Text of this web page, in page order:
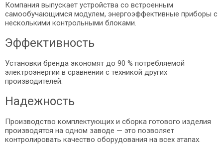
Компания выпускает устройства со встроенным
самообучающимся модулем, энергоэффективные приборы с
несколькими контрольными блоками.
Эффективность
Установки бренда экономят до 90 % потребляемой
электроэнергии в сравнении с техникой других
производителей.
Надежность
Производство комплектующих и сборка готового изделия
производятся на одном заводе — это позволяет
контролировать качество оборудования на всех этапах.